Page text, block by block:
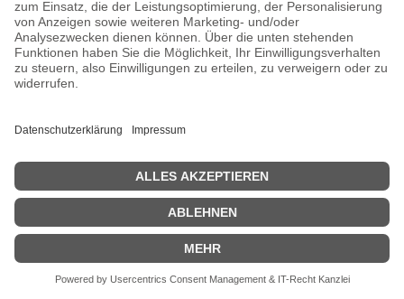
3M Blickschutzfilter - Blickschutzfilter
für Bildschirme - 61 cm (24")
3M Blickschutzfilter - Blickschutzfilter für Bildschirme - 61 cm (24")